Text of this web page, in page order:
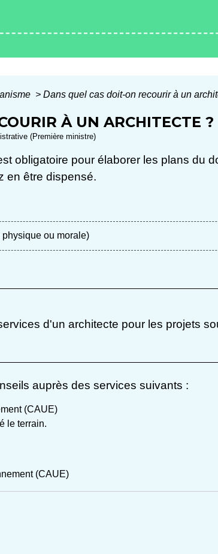
> Dans quel cas doit-on recourir à un
À UN ARCHITECTE ?
(Première ministre)
obligatoire pour élaborer les plans du
en être dispensé.
ou morale)
d'un architecte pour les projets
auprès des services suivants :
(CAUE)
le terrain.
(CAUE)